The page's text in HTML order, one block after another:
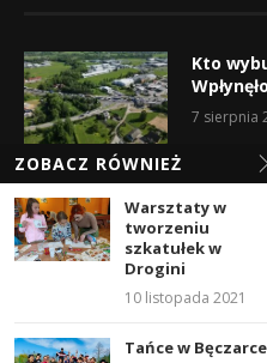
Kto
7 sierpnia
5 sierpnia
Gorąco,
ZOBACZ RÓWNIEŻ
Warsztaty w
tworzeniu
szkatułek w
Drogini
10 listopada 2021
Tańce w Bęczarce